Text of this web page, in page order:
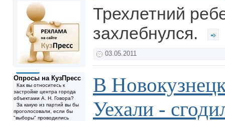
Опросы на КузПресс
Как вы относитесь к
застройке центра города
объектами А. Н. Говора?
За какую из партий вы бы
проголосовали, если бы
"выборы" проводились
Трехлетний
захлебнулся.
03.05.2011
В
Уехали -